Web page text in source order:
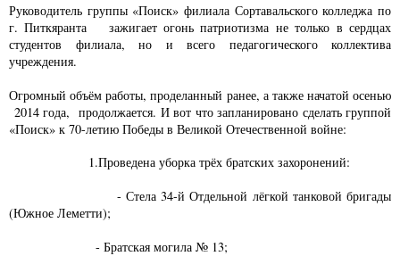
Руководитель группы «Поиск» филиала Сортавальского колледжа по
г. Питкяранта зажигает огонь патриотизма не только в сердцах
студентов филиала, но и всего педагогического коллектива
учреждения.
Огромный объём работы, проделанный ранее, а также начатой осенью
2014 года, продолжается. И вот что запланировано сделать группой
«Поиск» к 70-летию Победы в Великой Отечественной войне:
1.Проведена уборка трёх братских захоронений:
- Стела 34-й Отдельной лёгкой танковой бригады
(Южное Леметти);
- Братская могила № 13;